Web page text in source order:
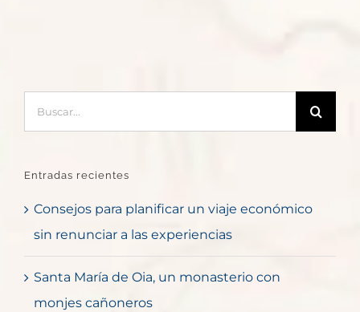
Entradas recientes
Consejos para planificar un viaje económico
sin renunciar a las experiencias
Santa María de Oia, un monasterio con
monjes cañoneros